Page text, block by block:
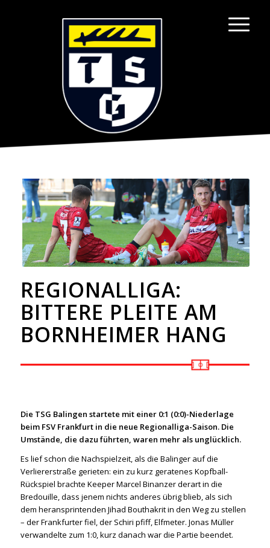
REGIONALLIGA:
BITTERE PLEITE AM
BORNHEIMER HANG
Die TSG Balingen startete mit einer 0:1 (0:0)-Niederlage
beim FSV Frankfurt in die neue Regionalliga-Saison. Die
Umstände, die dazu führten, waren mehr als unglücklich.
Es lief schon die Nachspielzeit, als die Balinger auf die
Verliererstraße gerieten: ein zu kurz geratenes Kopfball-
Rückspiel brachte Keeper Marcel Binanzer derart in die
Bredouille, dass jenem nichts anderes übrig blieb, als sich
dem heransprintenden Jihad Bouthakrit in den Weg zu stellen
– der Frankfurter fiel, der Schiri pfiff, Elfmeter. Jonas Müller
verwandelte zum 1:0, kurz danach war die Partie beendet.